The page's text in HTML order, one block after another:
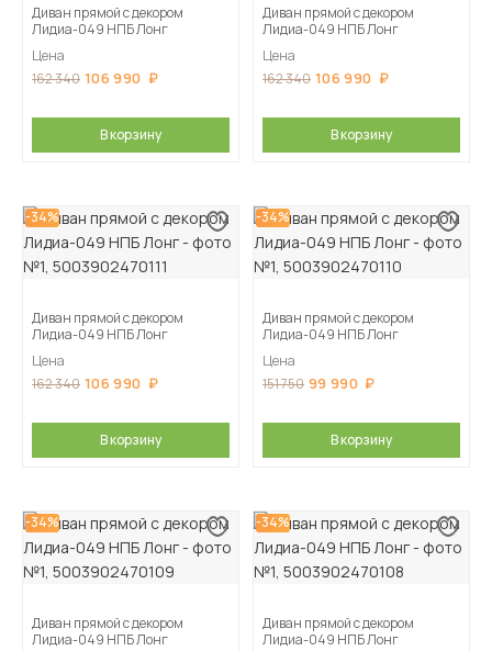
Диван прямой с декором
Лидиа-049 НПБ Лонг
Цена
162 340 106 990
В корзину
Диван прямой с декором
Лидиа-049 НПБ Лонг
Цена
162 340 106 990
В корзину
-34%
Диван прямой с декором
Лидиа-049 НПБ Лонг
Цена
162 340 106 990
В корзину
-34%
Диван прямой с декором
Лидиа-049 НПБ Лонг
Цена
151 750 99 990
В корзину
-34%
Диван прямой с декором
Лидиа-049 НПБ Лонг
-34%
Диван прямой с декором
Лидиа-049 НПБ Лонг